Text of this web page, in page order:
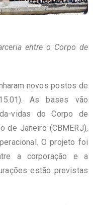
entre o Corpo de
novos postos de
As bases vão
vidas do Corpo de
de Janeiro (CBMERJ),
O projeto foi
a corporação e a
estão previstas